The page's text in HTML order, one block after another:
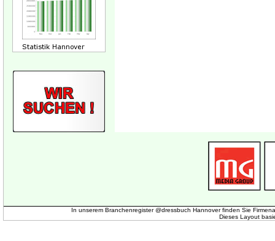
In unserem Branchenregister @dressbuch Hannover finden Sie
Dieses Layout